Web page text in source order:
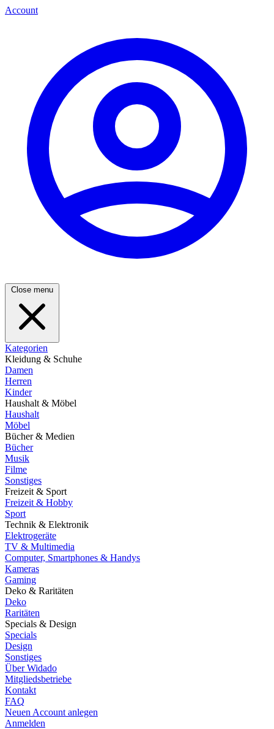
Account
Close menu
Kategorien
Kleidung & Schuhe
Damen
Herren
Kinder
Haushalt & Möbel
Haushalt
Möbel
Bücher & Medien
Bücher
Musik
Filme
Sonstiges
Freizeit & Sport
Freizeit & Hobby
Sport
Technik & Elektronik
Elektrogeräte
TV & Multimedia
Computer, Smartphones & Handys
Kameras
Gaming
Deko & Raritäten
Deko
Raritäten
Specials & Design
Specials
Design
Sonstiges
Über Widado
Mitgliedsbetriebe
Kontakt
FAQ
Neuen Account anlegen
Anmelden